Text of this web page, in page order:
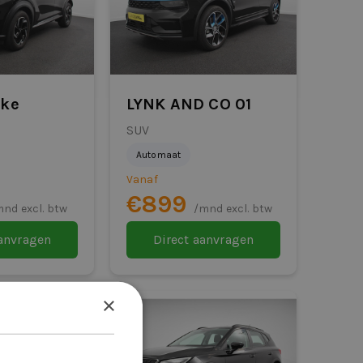
excl. btw
LYNK AND CO 01
SUV
Automaat
Vanaf
€899 /mnd excl. btw
Direct aanvragen
×